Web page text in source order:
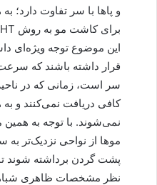
و پاها با سر تفاوت دارد؛
این موضوع توجه ویژه‌ای
قرار داشته باشند که
سر است، زمانی که در
کافی دریافت نمی‌کنند و
نمی‌شوند. با توجه به
موها از نواحی نزدیک‌تر
پشت گردن برداشته شوند
نظر مشخصات ظاهری